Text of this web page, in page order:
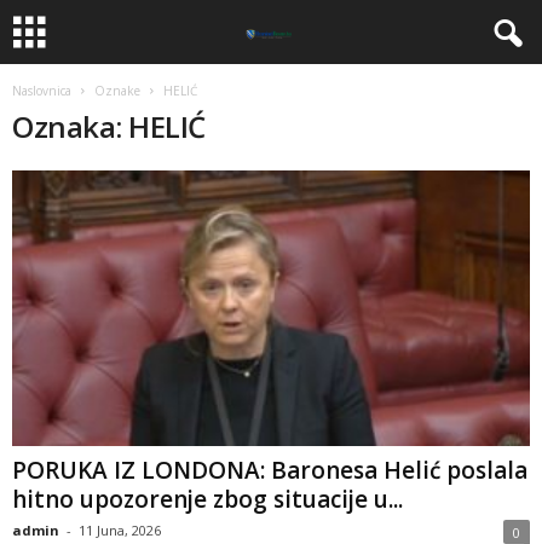
Naslovnica Oznake HELIĆ
Oznaka: HELIĆ
PORUKA IZ LONDONA: Baronesa Helić poslala
hitno upozorenje zbog situacije u...
admin - 11 Juna, 2026 0